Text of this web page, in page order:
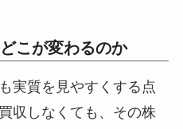
こが変わるのか
実質を見やすくする点
収しなくても、その株